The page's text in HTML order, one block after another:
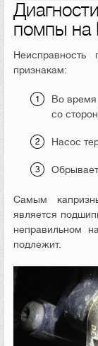
помпы на
признакам:
Во время
со
Насос
Самым
является
неправильном
подлежит.